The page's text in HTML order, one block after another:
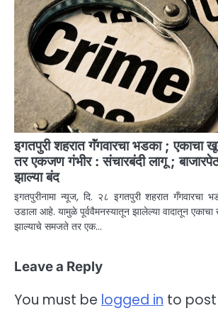
इगतपुरी शहरात गॅंगवारचा भडका ; एकाचा
तर एकजण गंभीर : संचारबंदी लागू ;
झाल्या बंद
इगतपुरीनामा न्यूज, दि. २८ इगतपुरी शहरात गँगवारचा
उडाला आहे. यामुळे पूर्ववैमनस्यातून झालेल्या वादातून
झाल्याचे समजते तर एक…
Leave a Reply
You must be logged in to